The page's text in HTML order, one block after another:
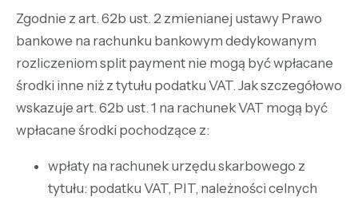
Zgodnie z art. 62b ust. 2 zmienianej ustawy Prawo
bankowe na rachunku bankowym dedykowanym
rozliczeniom split payment nie mogą być wpłacane
środki inne niż z tytułu podatku VAT. Jak szczegółowo
wskazuje art. 62b ust. 1 na rachunek VAT mogą być
wpłacane środki pochodzące z:
wpłaty na rachunek urzędu skarbowego z
tytułu: podatku VAT, PIT, należności celnych